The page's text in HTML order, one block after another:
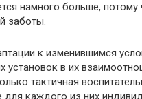
намного больше, потому
заботы.
к изменившимся
установок в их
тактичная
для каждого из них